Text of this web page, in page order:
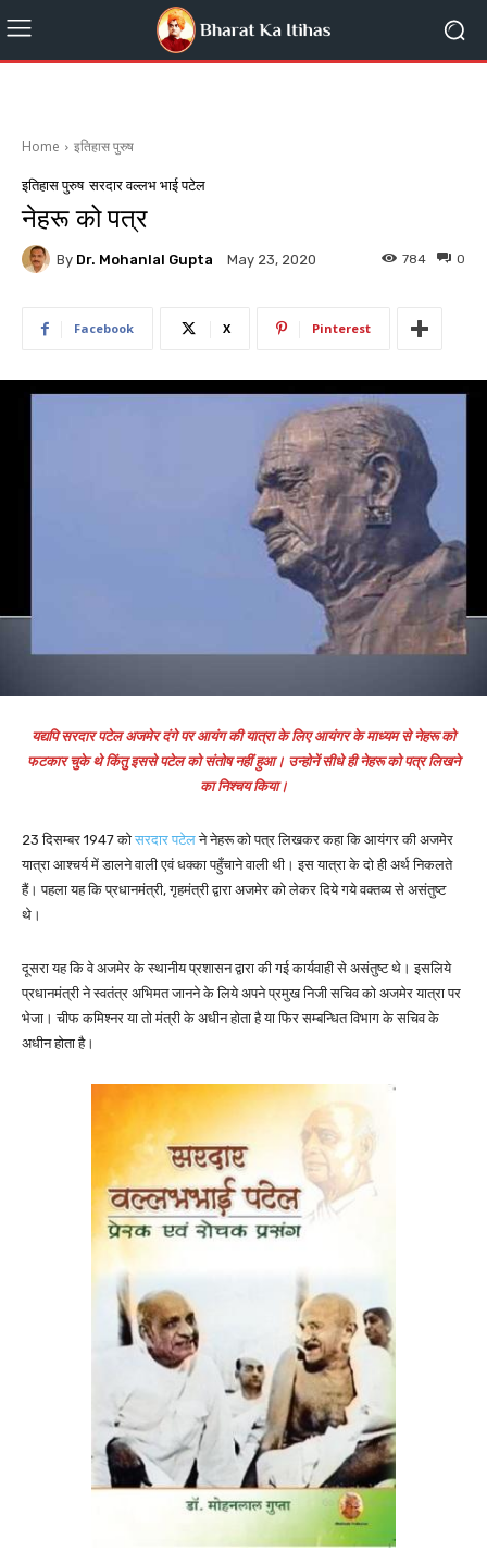
Home इतिहास पुरुष
इतिहास पुरुष सरदार वल्लभ भाई पटेल
नेहरू को पत्र
By Dr. Mohanlal Gupta May 23, 2020 0
784
Facebook X Pinterest
यद्यपि सरदार पटेल अजमेर दंगे पर आयंग की यात्रा के लिए आयंगर के माध्यम से नेहरू को
फटकार चुके थे किंतु इससे पटेल को संतोष नहीं हुआ। उन्होनें सीधे ही नेहरू को पत्र लिखने
का निश्चय किया।
23 दिसम्बर 1947 को सरदार पटेलने नेहरू को पत्र लिखकर कहा कि आयंगर की अजमेर
यात्रा आश्चर्य में डालने वाली एवं धक्का पहुँचाने वाली थी। इस यात्रा के दो ही अर्थ निकलते
हैं। पहला यह कि प्रधानमंत्री, गृहमंत्री द्वारा अजमेर को लेकर दिये गये वक्तव्य से असंतुष्ट
थे।
दूसरा यह कि वे अजमेर के स्थानीय प्रशासन द्वारा की गई कार्यवाही से असंतुष्ट थे। इसलिये
प्रधानमंत्री ने स्वतंत्र अभिमत जानने के लिये अपने प्रमुख निजी सचिव को अजमेर यात्रा पर
भेजा। चीफ कमिश्नर या तो मंत्री के अधीन होता है या फिर सम्बन्धित विभाग के सचिव के
अधीन होता है।